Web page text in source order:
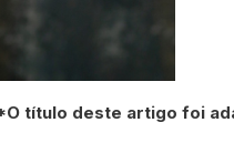
título deste artigo foi